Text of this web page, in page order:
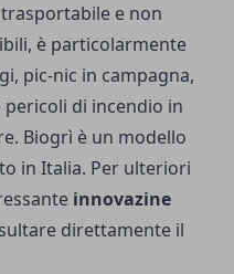
e non
è particolarmente
pic-nic in campagna,
pericoli di incendio in
Biogrì è un modello
in Italia. Per ulteriori
innovazine
direttamente il